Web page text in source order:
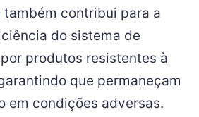
contribui para a
do sistema de
produtos resistentes à
que permaneçam
em condições adversas.